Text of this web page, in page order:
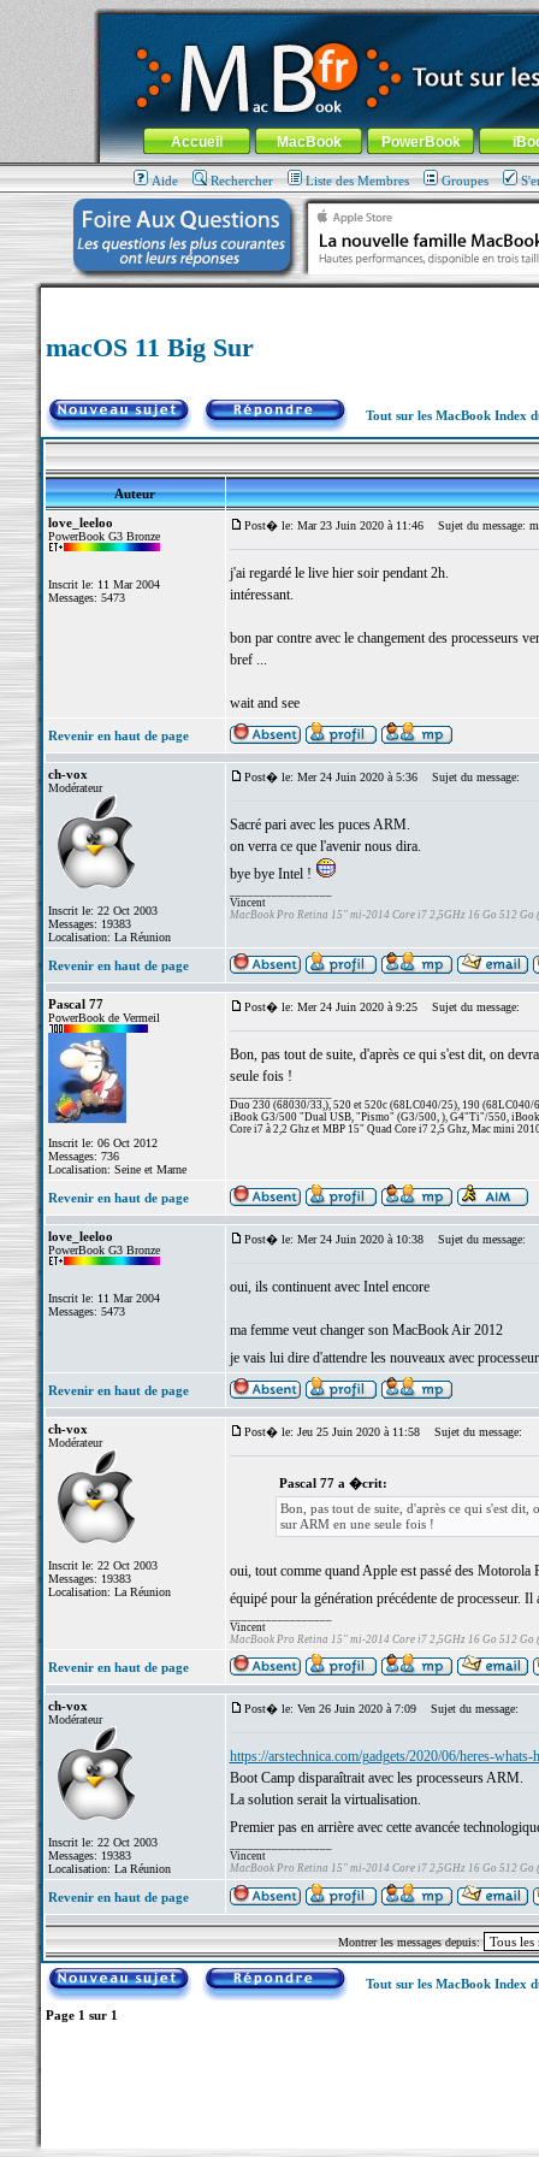
MacBook-fr.com : 100% Apple... 100% nomade !
Aller au contenu-Aller au menu général-Aller au menu de
Menu général
Accueil MacBook PowerBook
Aide Rechercher Liste des Membres Groupes
macOS 11 Big Sur
Tout sur les MacBook Index
Auteur
love_leeloo
PowerBook G3 Bronze
Inscrit le: 11 Mar 2004
Messages: 5473
Post� le: Mar 23 Juin 2020 à 11:46 Sujet du message:
j'ai regardé le live hier soir pendant 2h.
intéressant.
bon par contre avec le changement des processeurs
bref ...
wait and see
Revenir en haut de page
ch-vox
Modérateur
Inscrit le: 22 Oct 2003
Messages: 19383
Localisation: La Réunion
Post� le: Mer 24 Juin 2020 à 5:36 Sujet du message:
Sacré pari avec les puces ARM.
on verra ce que l'avenir nous dira.
bye bye Intel !
Vincent
MacBook Pro Retina 15" mi-2014 Core i7 2,5GHz 16 Go 512 Go
Revenir en haut de page
Pascal 77
PowerBook de Vermeil
Inscrit le: 06 Oct 2012
Messages: 736
Localisation: Seine et Marne
Post� le: Mer 24 Juin 2020 à 9:25 Sujet du message:
Bon, pas tout de suite, d'après ce qui s'est dit, on
seule fois !
Duo 230 (68030/33,), 520 et 520c (68LC040/25), 190 (68LC040/
iBook G3/500 "Dual USB, "Pismo" (G3/500, ), G4"Ti"/550,
Core i7 à 2,2 Ghz et MBP 15" Quad Core i7 2,5 Ghz, Mac mini
Revenir en haut de page
love_leeloo
PowerBook G3 Bronze
Inscrit le: 11 Mar 2004
Messages: 5473
Post� le: Mer 24 Juin 2020 à 10:38 Sujet du message:
oui, ils continuent avec Intel encore
ma femme veut changer son MacBook Air 2012
je vais lui dire d'attendre les nouveaux avec
Revenir en haut de page
ch-vox
Modérateur
Inscrit le: 22 Oct 2003
Messages: 19383
Localisation: La Réunion
Post� le: Jeu 25 Juin 2020 à 11:58 Sujet du message:
Pascal 77 a �crit:
Bon, pas tout de suite, d'après ce qui s'est
sur ARM en une seule fois !
oui, tout comme quand Apple est passé des Motorola
équipé pour la génération précédente de processeur.
Vincent
MacBook Pro Retina 15" mi-2014 Core i7 2,5GHz 16 Go 512 Go
Revenir en haut de page
ch-vox
Modérateur
Inscrit le: 22 Oct 2003
Messages: 19383
Localisation: La Réunion
Post� le: Ven 26 Juin 2020 à 7:09 Sujet du message:
https://arstechnica.com/gadgets/2020/06/heres-
Boot Camp disparaîtrait avec les processeurs ARM.
La solution serait la virtualisation.
Premier pas en arrière avec cette avancée
Vincent
MacBook Pro Retina 15" mi-2014 Core i7 2,5GHz 16 Go 512 Go
Revenir en haut de page
Montrer les messages depuis:
Tout sur les MacBook Index
Page 1 sur 1